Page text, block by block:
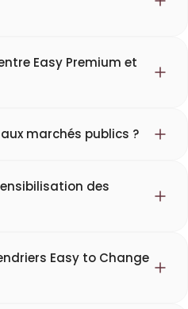
Easy Premium et
marchés publics ?
des
Easy to Change